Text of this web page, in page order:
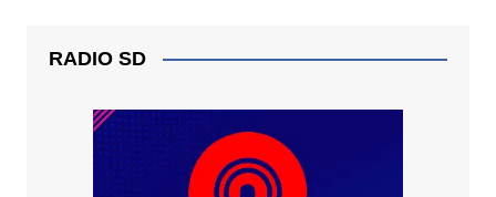
RADIO SD